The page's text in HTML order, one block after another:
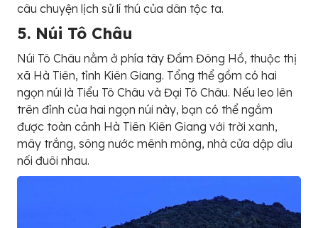
câu chuyện lịch sử lí thú của dân tộc ta.
5. Núi Tô Châu
Núi Tô Châu nằm ở phía tây Đầm Đông Hồ, thuộc thị
xã Hà Tiên, tỉnh Kiên Giang. Tổng thể gồm có hai
ngọn núi là Tiểu Tô Châu và Đại Tô Châu. Nếu leo lên
trên đỉnh của hai ngọn núi này, bạn có thể ngắm
được toàn cảnh Hà Tiên Kiên Giang với trời xanh,
mây trắng, sông nước mênh mông, nhà cửa dập dìu
nối đuôi nhau.